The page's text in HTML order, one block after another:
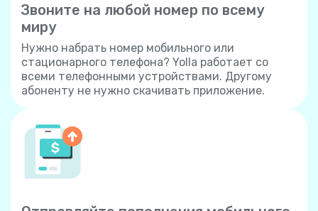
Звоните на любой номер по всему
миру
Нужно набрать номер мобильного или
стационарного телефона? Yolla работает со
всеми телефонными устройствами. Другому
абоненту не нужно скачивать приложение.